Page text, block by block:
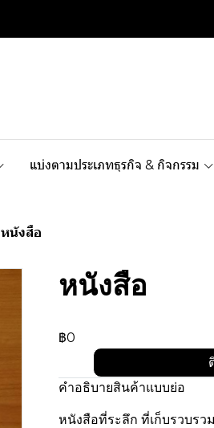
แบ่งตามประเภทธุรกิจ & กิจกรรม
หนังสือ
หนังสือ
฿0
คำอธิบายสินค้าแบบย่อ
หนังสือที่ระลึก ที่เก็บรวบร